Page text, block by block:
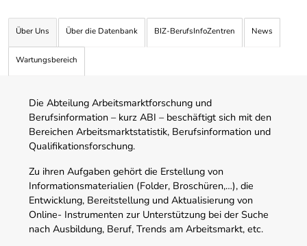
Über Uns Über die Datenbank BIZ-BerufsInfoZentren News
Wartungsbereich
Die Abteilung Arbeitsmarktforschung und
Berufsinformation – kurz ABI – beschäftigt sich mit den
Bereichen Arbeitsmarktstatistik, Berufsinformation und
Qualifikationsforschung.
Zu ihren Aufgaben gehört die Erstellung von
Informationsmaterialien (Folder, Broschüren,…), die
Entwicklung, Bereitstellung und Aktualisierung von
Online- Instrumenten zur Unterstützung bei der Suche
nach Ausbildung, Beruf, Trends am Arbeitsmarkt, etc.